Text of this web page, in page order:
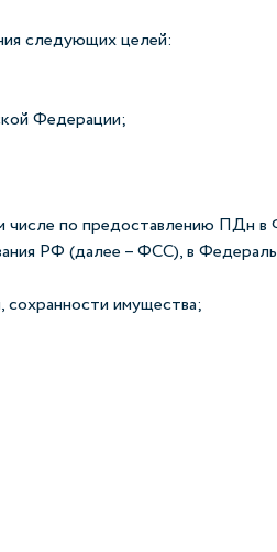
следующих целей:
Федерации;
числе по предоставлению ПДн
РФ (далее – ФСС), в
сохранности имущества;